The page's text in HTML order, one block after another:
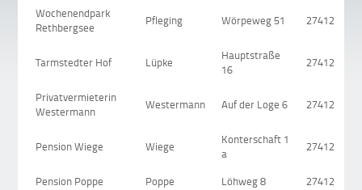
Wochenendpark
Rethbergsee
Pfleging Wörpeweg 51 27412
Tarmstedter Hof Lüpke
Hauptstraße
16
27412
Privatvermieterin
Westermann
Westermann Auf der Loge 6 27412
Pension Wiege Wiege
Konterschaft 1
a
27412
Pension Poppe Poppe Löhweg 8 27412